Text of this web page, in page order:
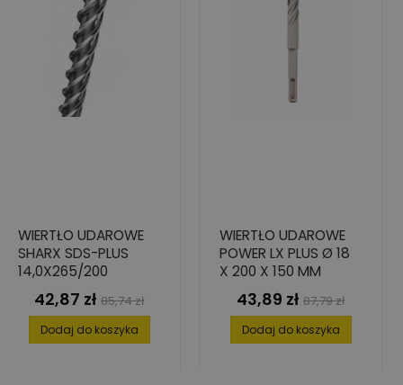
WIERTŁO UDAROWE
SHARX SDS-PLUS
14,0X265/200
Cena
42,87 zł Cena
podstawowa
85,74 zł
Dodaj do koszyka
WIERTŁO UDAROWE
POWER LX PLUS Ø 18
X 200 X 150 MM
Cena
43,89 zł Cena
podstawowa
87,79 zł
Dodaj do koszyka